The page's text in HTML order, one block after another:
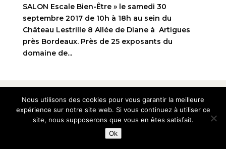
SALON Escale Bien-Être » le samedi 30
septembre 2017 de 10h à 18h au sein du
Château Lestrille 8 Allée de Diane à Artigues
près Bordeaux. Près de 25 exposants du
domaine de...
bordeaux
Nous utilisons des cookies pour vous garantir la meilleure
expérience sur notre site web. Si vous continuez à utiliser ce
site, nous supposerons que vous en êtes satisfait.
Ok